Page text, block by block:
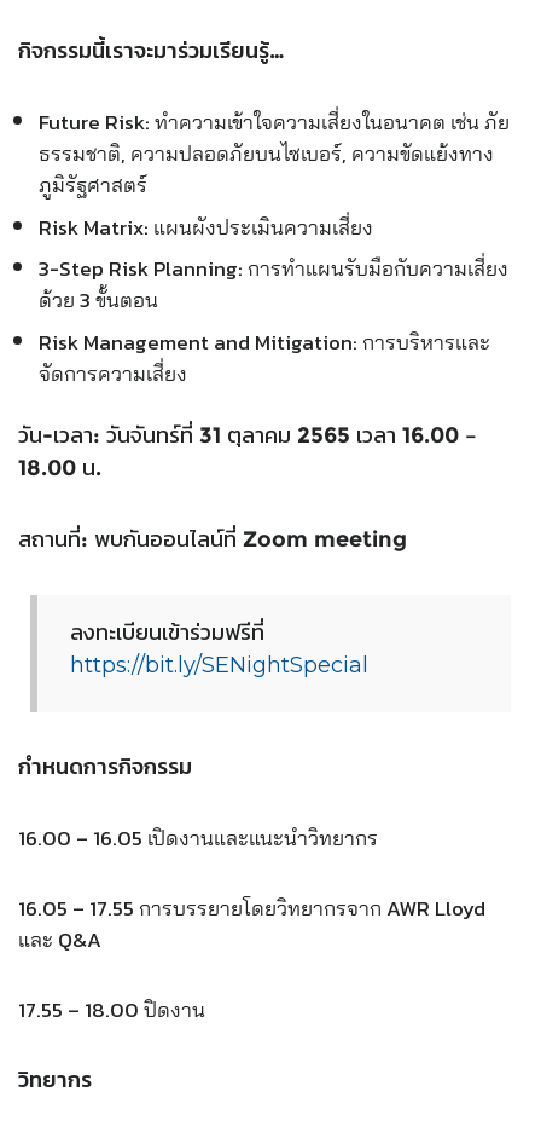
กิจกรรมนี้เราจะมาร่วมเรียนรู้…
Future Risk: ทำความเข้าใจความเสี่ยงในอนาคต เช่น ภัย
ธรรมชาติ, ความปลอดภัยบนไซเบอร์, ความขัดแย้งทาง
ภูมิรัฐศาสตร์
Risk Matrix: แผนผังประเมินความเสี่ยง
3-Step Risk Planning: การทำแผนรับมือกับความเสี่ยง
ด้วย 3 ขั้นตอน
Risk Management and Mitigation: การบริหารและ
จัดการความเสี่ยง
วัน-เวลา: วันจันทร์ที่ 31 ตุลาคม 2565 เวลา 16.00 –
18.00 น.
สถานที่: พบกันออนไลน์ที่ Zoom meeting
ลงทะเบียนเข้าร่วมฟรีที่
https://bit.ly/SENightSpecial
กำหนดการกิจกรรม
16.00 – 16.05 เปิดงานและแนะนำวิทยากร
16.05 – 17.55 การบรรยายโดยวิทยากรจาก AWR Lloyd
และ Q&A
17.55 – 18.00ปิดงาน
วิทยากร